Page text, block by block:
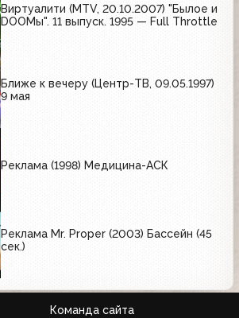
Виртуалити (MTV, 20.10.2007) "Былое и
DOOМы". 11 выпуск. 1995 — Full Throttle
Ближе к вечеру (Центр-ТВ, 09.05.1997)
9 мая
Реклама (1998) Медицина-АСК
Реклама Mr. Proper (2003) Бассейн (45
сек.)
Команда сайта